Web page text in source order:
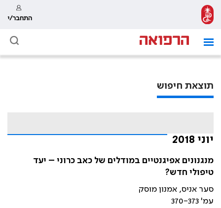
התחבר/י
תוצאת חיפוש
יוני 2018
מנגנונים אפיגנטיים במודלים של כאב כרוני – יעד
טיפולי חדש?
סער אניס, אמנון מוסק
עמ' 370-373